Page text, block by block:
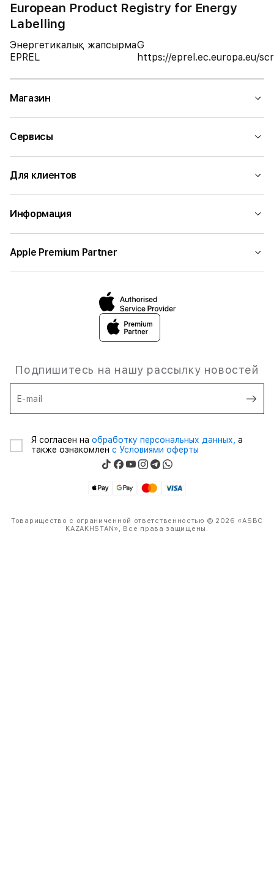
European Product Registry for Energy
Labelling
Энергетикалық жапсырмаG
EPREL
https://eprel.ec.europa.eu/
Магазин
Сервисы
Для клиентов
Информация
Apple Premium Partner
Подпишитесь на нашу рассылку новостей
E-mail
Я согласен на обработку персональных данных, а
также ознакомлен с Условиями оферты
Товарищество с ограниченной ответственностью © 2026 «ASBC
KAZAKHSTAN», Все права защищены.